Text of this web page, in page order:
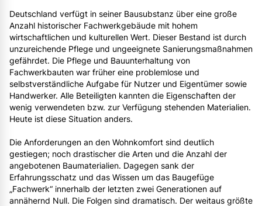
Deutschland verfügt in seiner Bausubstanz über eine große
Anzahl historischer Fachwerkgebäude mit hohem
wirtschaftlichen und kulturellen Wert. Dieser Bestand ist durch
unzureichende Pflege und ungeeignete Sanierungsmaßnahmen
gefährdet. Die Pflege und Bauunterhaltung von
Fachwerkbauten war früher eine problemlose und
selbstverständliche Aufgabe für Nutzer und Eigentümer sowie
Handwerker. Alle Beteiligten kannten die Eigenschaften der
wenig verwendeten bzw. zur Verfügung stehenden Materialien.
Heute ist diese Situation anders.
Die Anforderungen an den Wohnkomfort sind deutlich
gestiegen; noch drastischer die Arten und die Anzahl der
angebotenen Baumaterialien. Dagegen sank der
Erfahrungsschatz und das Wissen um das Baugefüge
„Fachwerk“ innerhalb der letzten zwei Generationen auf
annähernd Null. Die Folgen sind dramatisch. Der weitaus größte